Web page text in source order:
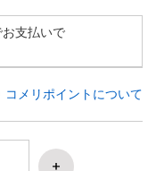
支払いで
コメリポイントについて